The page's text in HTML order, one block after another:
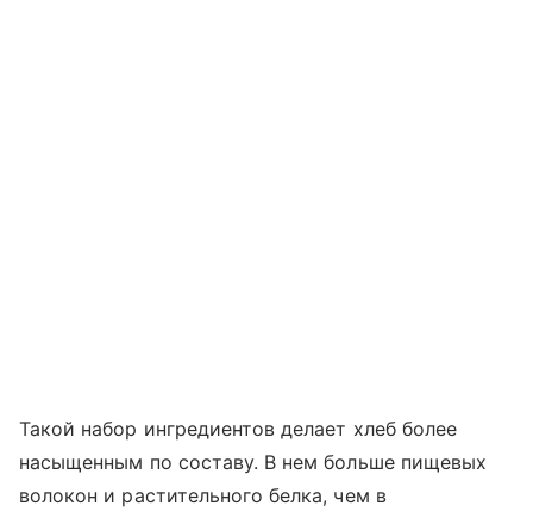
Такой набор ингредиентов делает хлеб более
насыщенным по составу. В нем больше пищевых
волокон и растительного белка, чем в